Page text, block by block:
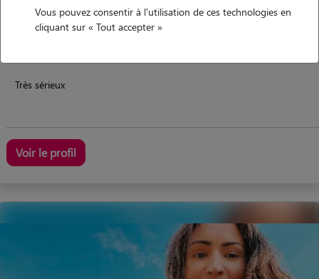
appartement possède des animaux
Très sérieux
Voir le profil
Vous pouvez consentir à l'utilisation de ces technologies en
cliquant sur « Tout accepter »